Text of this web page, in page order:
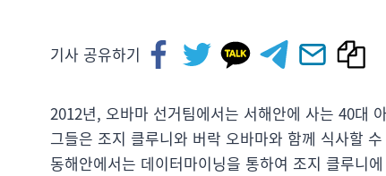
기사 공유하기
2012년, 오바마 선거팀에서는 서해안에 사는 40대
그들은 조지 클루니와 버락 오바마와 함께 식사할
동해안에서는 데이터마이닝을 통하여 조지 클루니